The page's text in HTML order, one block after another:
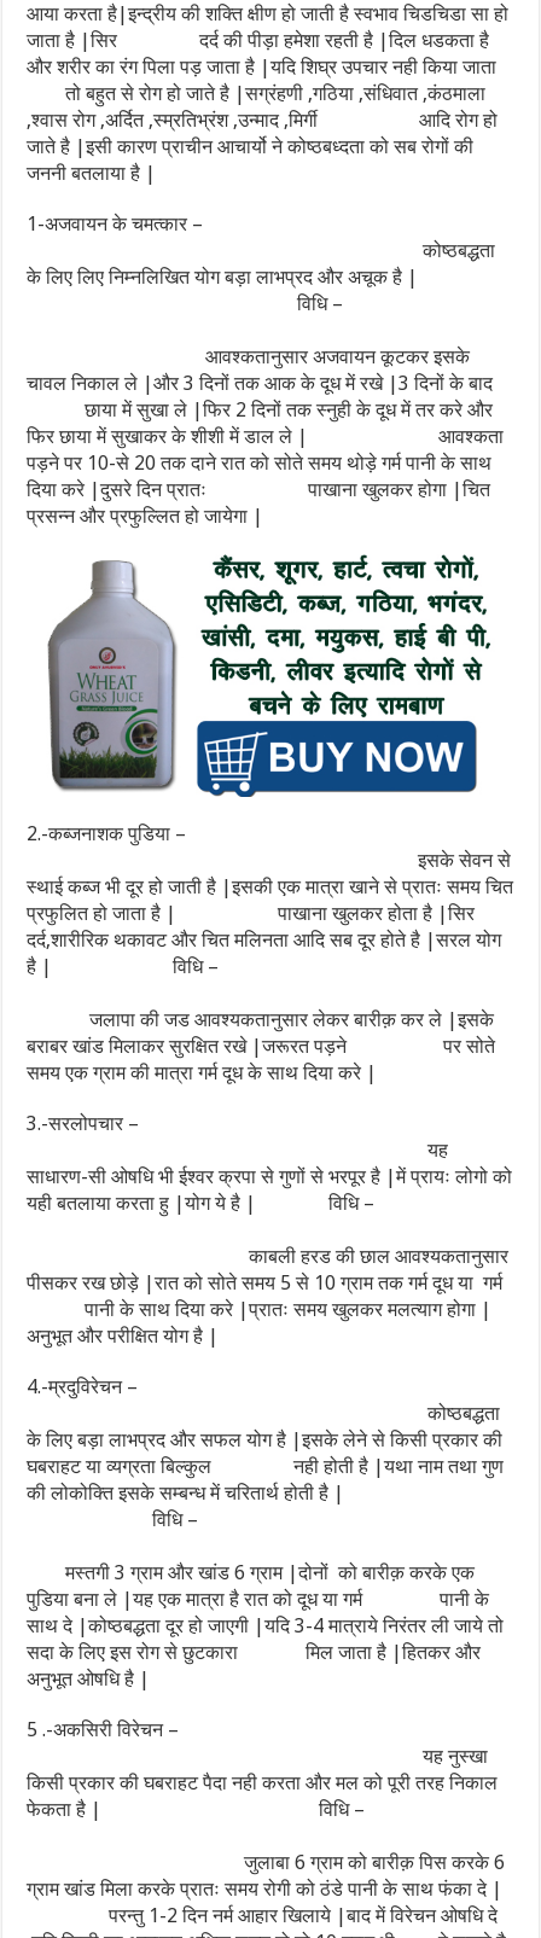
आया करता है|इन्द्रीय की शक्ति क्षीण हो जाती है स्वभाव चिडचिडा सा हो
जाता है |सिर दर्द की पीड़ा हमेशा रहती है |दिल धडकता है
और शरीर का रंग पिला पड़ जाता है |यदि शिघ्र उपचार नही किया जाता
तो बहुत से रोग हो जाते है |सग्रंहणी ,गठिया ,संधिवात ,कंठमाला
,श्वास रोग ,अर्दित ,स्म्रतिभ्रंश ,उन्माद ,मिर्गी आदि रोग हो
जाते है |इसी कारण प्राचीन आचार्यो ने कोष्ठबध्दता को सब रोगों की
जननी बतलाया है |
1-अजवायन के चमत्कार –
कोष्ठबद्धता
के लिए लिए निम्नलिखित योग बड़ा लाभप्रद और अचूक है |
विधि –
आवश्कतानुसार अजवायन कूटकर इसके
चावल निकाल ले |और 3 दिनों तक आक के दूध में रखे |3 दिनों के बाद
छाया में सुखा ले |फिर 2 दिनों तक स्नुही के दूध में तर करे और
फिर छाया में सुखाकर के शीशी में डाल ले | आवश्कता
पड़ने पर 10-से 20 तक दाने रात को सोते समय थोड़े गर्म पानी के साथ
दिया करे |दुसरे दिन प्रातः पाखाना खुलकर होगा |चित
प्रसन्न और प्रफुल्लित हो जायेगा |
2.-कब्जनाशक पुडिया –
इसके सेवन से
स्थाई कब्ज भी दूर हो जाती है |इसकी एक मात्रा खाने से प्रातः समय चित
प्रफुलित हो जाता है | पाखाना खुलकर होता है |सिर
दर्द,शारीरिक थकावट और चित मलिनता आदि सब दूर होते है |सरल योग
है | विधि –
जलापा की जड आवश्यकतानुसार लेकर बारीक़ कर ले |इसके
बराबर खांड मिलाकर सुरक्षित रखे |जरूरत पड़ने पर सोते
समय एक ग्राम की मात्रा गर्म दूध के साथ दिया करे |
3.-सरलोपचार –
यह
साधारण-सी ओषधि भी ईश्वर क्रपा से गुणों से भरपूर है |में प्रायः लोगो को
यही बतलाया करता हु |योग ये है | विधि –
काबली हरड की छाल आवश्यकतानुसार
पीसकर रख छोड़े |रात को सोते समय 5 से 10 ग्राम तक गर्म दूध या गर्म
पानी के साथ दिया करे |प्रातः समय खुलकर मलत्याग होगा |
अनुभूत और परीक्षित योग है |
4.-म्रदुविरेचन –
कोष्ठबद्धता
के लिए बड़ा लाभप्रद और सफल योग है |इसके लेने से किसी प्रकार की
घबराहट या व्यग्रता बिल्कुल नही होती है |यथा नाम तथा गुण
की लोकोक्ति इसके सम्बन्ध में चरितार्थ होती है |
विधि –
मस्तगी 3 ग्राम और खांड 6 ग्राम |दोनों को बारीक़ करके एक
पुडिया बना ले |यह एक मात्रा है रात को दूध या गर्म पानी के
साथ दे |कोष्ठबद्धता दूर हो जाएगी |यदि 3-4 मात्राये निरंतर ली जाये तो
सदा के लिए इस रोग से छुटकारा मिल जाता है |हितकर और
अनुभूत ओषधि है |
5 .-अकसिरी विरेचन –
यह नुस्खा
किसी प्रकार की घबराहट पैदा नही करता और मल को पूरी तरह निकाल
फेकता है | विधि –
जुलाबा 6 ग्राम को बारीक़ पिस करके 6
ग्राम खांड मिला करके प्रातः समय रोगी को ठंडे पानी के साथ फंका दे |
परन्तु 1-2 दिन नर्म आहार खिलाये |बाद में विरेचन ओषधि दे